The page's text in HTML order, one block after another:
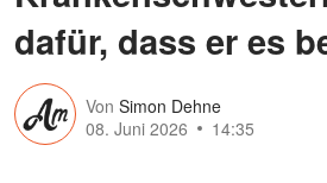
dafür, dass er es
Von Simon Dehne
08. Juni 2026
14:35